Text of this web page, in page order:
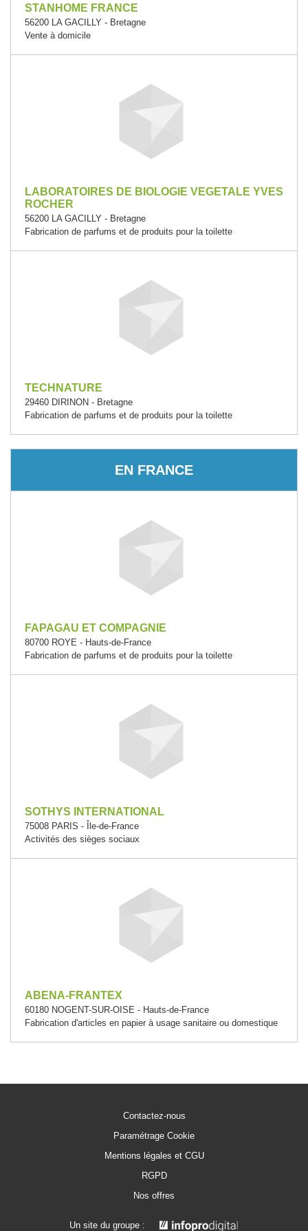
STANHOME FRANCE
56200 LA GACILLY - Bretagne
Vente à domicile
LABORATOIRES DE BIOLOGIE VEGETALE YVES
ROCHER
56200 LA GACILLY - Bretagne
Fabrication de parfums et de produits pour la toilette
TECHNATURE
29460 DIRINON - Bretagne
Fabrication de parfums et de produits pour la toilette
EN FRANCE
FAPAGAU ET COMPAGNIE
80700 ROYE - Hauts-de-France
Fabrication de parfums et de produits pour la toilette
SOTHYS INTERNATIONAL
75008 PARIS - Île-de-France
Activités des sièges sociaux
ABENA-FRANTEX
60180 NOGENT-SUR-OISE - Hauts-de-France
Fabrication d'articles en papier à usage sanitaire ou domestique
Contactez-nous
Paramétrage Cookie
Mentions légales et CGU
RGPD
Nos offres
Un site du groupe :